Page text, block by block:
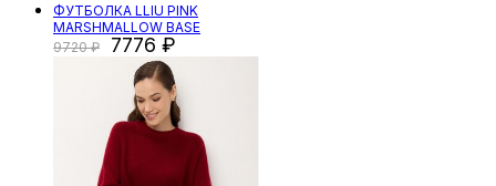
ФУТБОЛКА LLIU PINK
MARSHMALLOW BASE
9720
7776